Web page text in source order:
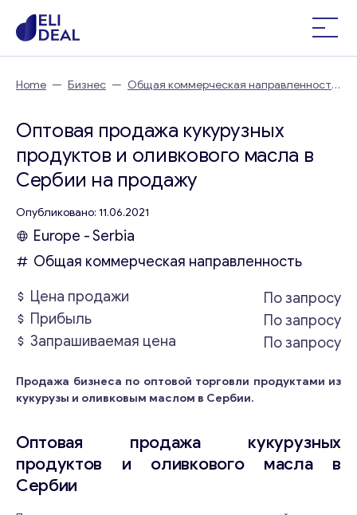
Home — Бизнес — Общая коммерческая направленность
Оптовая продажа кукурузных
продуктов и оливкового масла в
Сербии на продажу
Опубликовано: 11.06.2021
Europe - Serbia
Общая коммерческая направленность
Цена продажи
По запросу
Прибыль
По запросу
Запрашиваемая цена
По запросу
Продажа бизнеса по оптовой торговли продуктами из
кукурузы и оливковым маслом в Сербии.
Оптовая продажа кукурузных
продуктов и оливкового масла в
Сербии